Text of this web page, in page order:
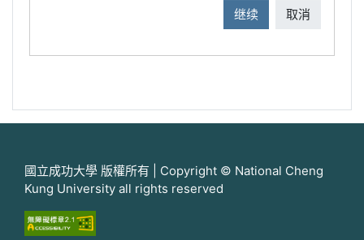
继续 取消
國立成功大學 版權所有 | Copyright © National Cheng
Kung University all rights reserved